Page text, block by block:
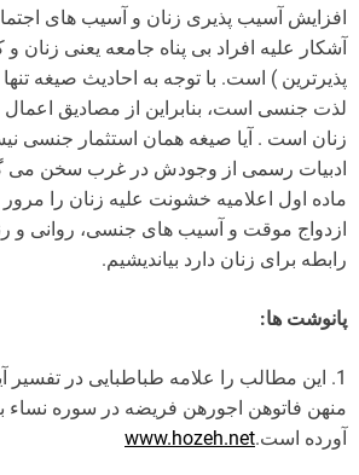
افزایش آسیب پذیری زنان و آسیب های
آشکار علیه افراد بی پناه جامعه یعنی
پذیرترین ) است. با توجه به احادیث صیغه
لذت جنسی است، بنابراین از مصادیق
زنان است . آیا صیغه همان استثمار جنسی
ادبیات رسمی از وجودش در غرب سخن می
ماده اول اعلامیه خشونت علیه زنان را مرور
ازدواج موقت و آسیب های جنسی، روانی و
رابطه برای زنان دارد بیاندیشیم.
پانوشت ها:
1. این مطالب را علامه طباطبایی در تفسیر
منهن فاتوهن اجورهن فریضه در سوره نساء
آورده است.www.hozeh.net